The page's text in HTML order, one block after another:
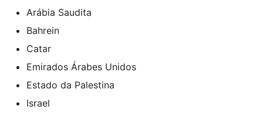
Arábia Saudita
Bahrein
Catar
Emirados Árabes Unidos
Estado da Palestina
Israel